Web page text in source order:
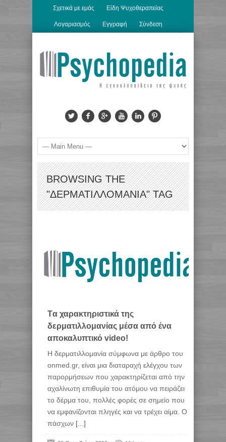
Σχετικά με εμάς Είδη Ψυχοθεραπείας
Λογαριασμός Εγγραφή Σύνδεση
BROWSING THE
"ΔΕΡΜΑΤΙΛΛΟΜΑΝΊΑ" TAG
Tα χαρακτηριστικά της
δερματιλλομανίας μέσα από ένα
αποκαλυπτικό video!
Η δερματιλλομανία σύμφωνα με άρθρο του
onmed.gr, είναι μια διαταραχή ελέγχου των
παρορμήσεων που χαρακτηρίζεται από την
αχαλίνωτη επιθυμία του ατόμου να πειράζει
το δέρμα του, πολλές φορές σε σημείο που
να εμφανίζονται πληγές και να τρέχει αίμα. Ο
πάσχων [...]